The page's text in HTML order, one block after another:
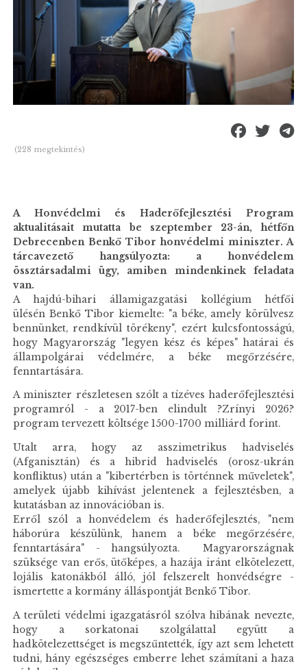
(228 megtekintés)
A Honvédelmi és Haderőfejlesztési Program
aktualitásait mutatta be szeptember 23-án, hétfőn
Debrecenben Benkő Tibor honvédelmi miniszter. A
tárcavezető hangsúlyozta: a honvédelem
össztársadalmi ügy, amiben mindenkinek feladata
van.
A hajdú-bihari államigazgatási kollégium hétfői
ülésén Benkő Tibor kiemelte: "a béke, amely körülvesz
bennünket, rendkívül törékeny", ezért kulcsfontosságú,
hogy Magyarország "legyen kész és képes" határai és
állampolgárai védelmére, a béke megőrzésére,
fenntartására.
A miniszter részletesen szólt a tízéves haderőfejlesztési
programról - a 2017-ben elindult ?Zrínyi 2026?
program tervezett költsége 1500-1700 milliárd forint.
Utalt arra, hogy az asszimetrikus hadviselés
(Afganisztán) és a hibrid hadviselés (orosz-ukrán
konfliktus) után a "kibertérben is történnek műveletek",
amelyek újabb kihívást jelentenek a fejlesztésben, a
kutatásban az innovációban is.
Erről szól a honvédelem és haderőfejlesztés, "nem
háborúra készülünk, hanem a béke megőrzésére,
fenntartására" - hangsúlyozta. Magyarországnak
szüksége van erős, ütőképes, a hazája iránt elkötelezett,
lojális katonákból álló, jól felszerelt honvédségre -
ismertette a kormány álláspontját Benkő Tibor.
A területi védelmi igazgatásról szólva hibának nevezte,
hogy a sorkatonai szolgálattal együtt a
hadkötelezettséget is megszűntették, így azt sem lehetett
tudni, hány egészséges emberre lehet számítani a haza